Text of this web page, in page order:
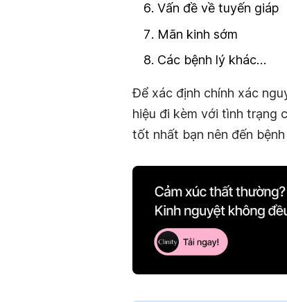
Vấn đề về tuyến giáp
Mãn kinh sớm
Các bệnh lý khác…
Để xác định chính xác
hiệu đi kèm với tình trạng
tốt nhất bạn nên đến